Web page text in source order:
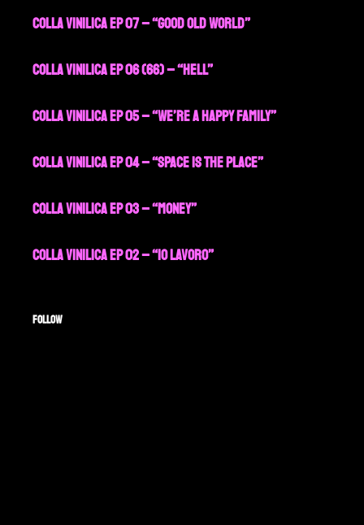
Colla Vinilica EP 07 – “Good Old World”
Colla Vinilica EP 06 (66) – “Hell”
Colla Vinilica EP 05 – “We’re a Happy Family”
Colla Vinilica EP 04 – “Space is the Place”
Colla Vinilica EP 03 – “Money”
Colla Vinilica EP 02 – “Io Lavoro”
FOLLOW